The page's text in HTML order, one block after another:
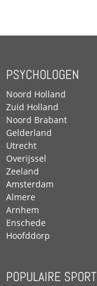
PSYCHOLOGEN
Noord Holland
Zuid Holland
Noord Brabant
Gelderland
Utrecht
Overijssel
Zeeland
Amsterdam
Almere
Arnhem
Enschede
Hoofddorp
POPULAIRE